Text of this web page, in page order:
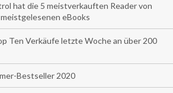
hat die 5 meistverkauften Reader von
eBooks
Ten Verkäufe letzte Woche an über 200
Bestseller 2020